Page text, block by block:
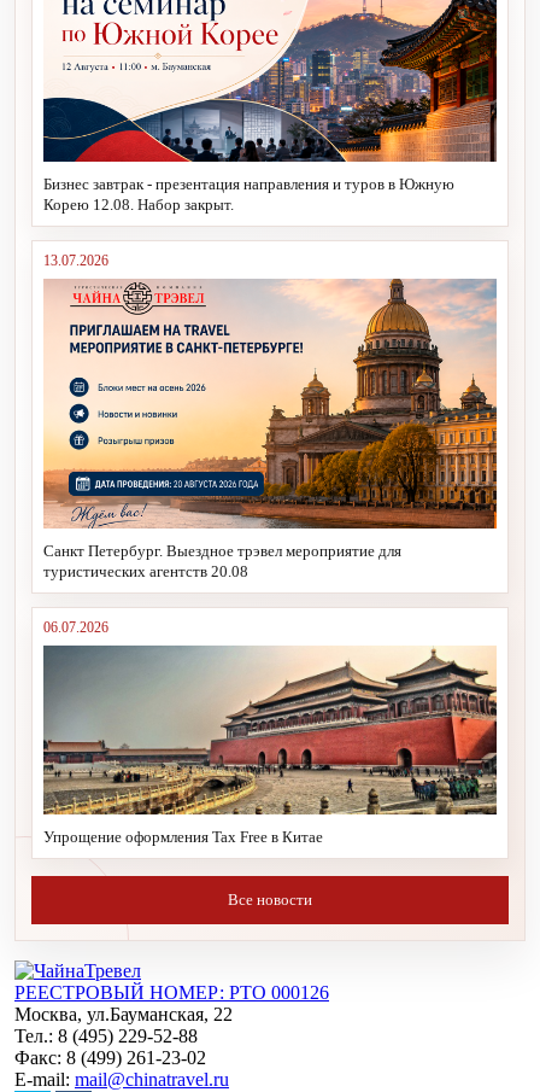
Бизнес завтрак - презентация направления и туров в Южную
Корею 12.08. Набор закрыт.
13.07.2026
Санкт Петербург. Выездное трэвел мероприятие для
туристических агентств 20.08
06.07.2026
Упрощение оформления Tax Free в Китае
Все новости
РЕЕСТРОВЫЙ НОМЕР: РТО 000126
Москва, ул.Бауманская, 22
Тел.: 8 (495) 229-52-88
Факс: 8 (499) 261-23-02
E-mail: mail@chinatravel.ru